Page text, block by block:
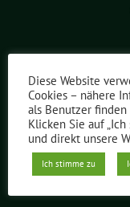
Grüne
Diese Website
Cookies – nähere
als Benutzer
Klicken Sie auf
und direkt unsere
Ich stimme zu